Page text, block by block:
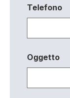
Telefono
Oggetto